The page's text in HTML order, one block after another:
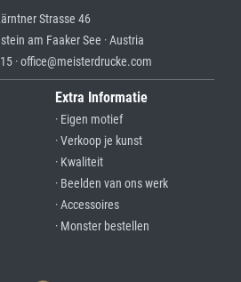
Strasse 46
am Faaker See · Austria
· office@meisterdrucke.com
Extra Informatie
· Eigen motief
· Verkoop je kunst
· Kwaliteit
· Beelden van ons werk
· Accessoires
· Monster bestellen